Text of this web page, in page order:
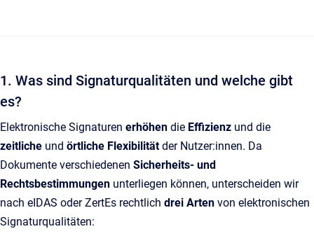
1. Was sind Signaturqualitäten und welche gibt
es?
Elektronische Signaturen erhöhen die Effizienz und die
zeitliche und örtliche Flexibilitätder Nutzer:innen. Da
Dokumente verschiedenen Sicherheits- und
Rechtsbestimmungen unterliegen können, unterscheiden wir
nach eIDAS oder ZertEs rechtlich drei Arten von elektronischen
Signaturqualitäten: